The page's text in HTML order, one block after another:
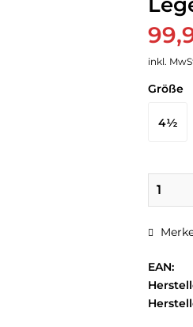
inkl.
Größe
4½
EAN: